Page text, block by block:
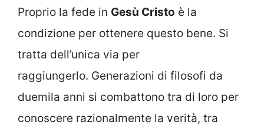
Proprio la fede in Gesù Cristo è la
condizione per ottenere questo bene. Si
tratta dell’unica via per
raggiungerlo. Generazioni di filosofi da
duemila anni si combattono tra di loro per
conoscere razionalmente la verità, tra